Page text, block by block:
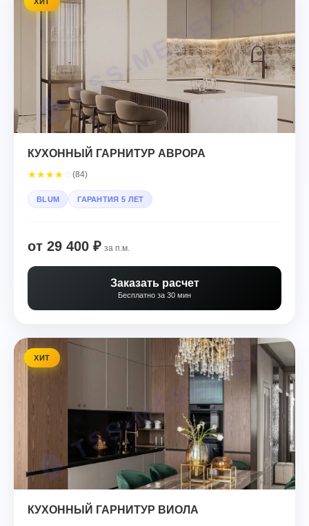
КУХОННЫЙ ГАРНИТУР АВРОРА
★★★★ (84)
BLUM ГАРАНТИЯ 5 ЛЕТ
от 29 400 ₽ за п.м.
Заказать расчет
Бесплатно за 30 мин
ХИТ
КУХОННЫЙ ГАРНИТУР ВИОЛА